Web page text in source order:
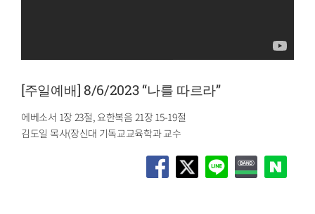
[주일예배] 8/6/2023 “나를 따르라”
에베소서 1장 23절, 요한복음 21장 15-19절
김도일 목사(장신대 기독교교육학과 교수